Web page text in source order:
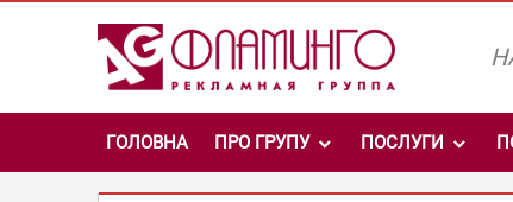
ГОЛОВНА ПРО ГРУПУ ПОСЛУГИ